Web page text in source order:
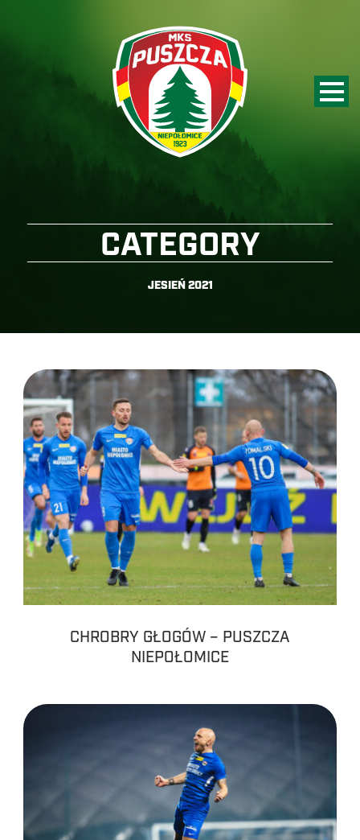
CATEGORY
JESIEŃ 2021
CHROBRY GŁOGÓW – PUSZCZA
NIEPOŁOMICE